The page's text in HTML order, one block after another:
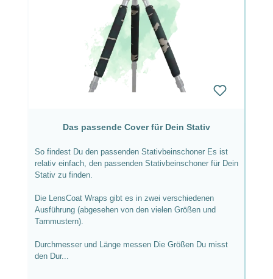
Das passende Cover für Dein Stativ
So findest Du den passenden Stativbeinschoner Es ist
relativ einfach, den passenden Stativbeinschoner für Dein
Stativ zu finden.
Die LensCoat Wraps gibt es in zwei verschiedenen
Ausführung (abgesehen von den vielen Größen und
Tarnmustern).
Durchmesser und Länge messen Die Größen Du misst
den Dur...